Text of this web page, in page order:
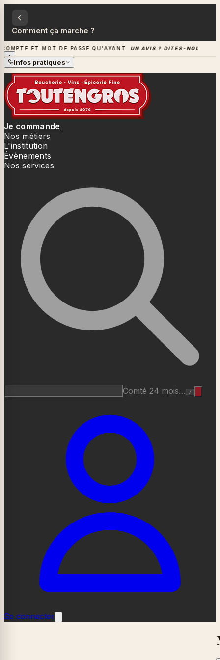
Comment ça marche ?
ET MOT DE PASSE QU'AVANT UN AVIS ? DITES-NOUS TOUT
NOUVEAU SITE — MÊME COMPTE ET
MOT DE PASSE QU'AVANT NOUS TOUT →
Infos pratiques
Je commande
Nos métiers
L'institution
Évènements
Nos services
Comté 24 mois… /
Se connecter